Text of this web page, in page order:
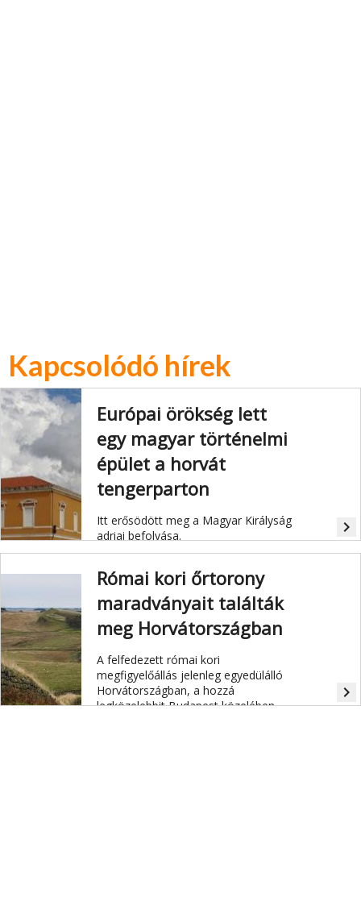
Kapcsolódó hírek
Európai örökség lett
egy magyar történelmi
épület a horvát
tengerparton
Itt erősödött meg a Magyar Királyság
adriai befolyása.
navigate_next
Római kori őrtorony
maradványait találták
meg Horvátországban
A felfedezett római kori
megfigyelőállás jelenleg egyedülálló
Horvátországban, a hozzá
legközelebbit Budapest közelében
navigate_next